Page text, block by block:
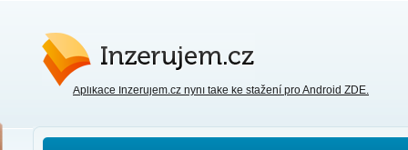
Inzerujem.cz
Aplikace Inzerujem.cz nyní také ke stažení pro Android ZDE.